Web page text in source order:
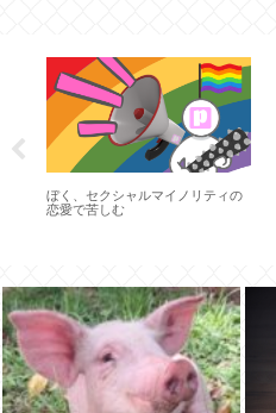
ぼく、セクシャルマイノリティの
恋愛で苦しむ